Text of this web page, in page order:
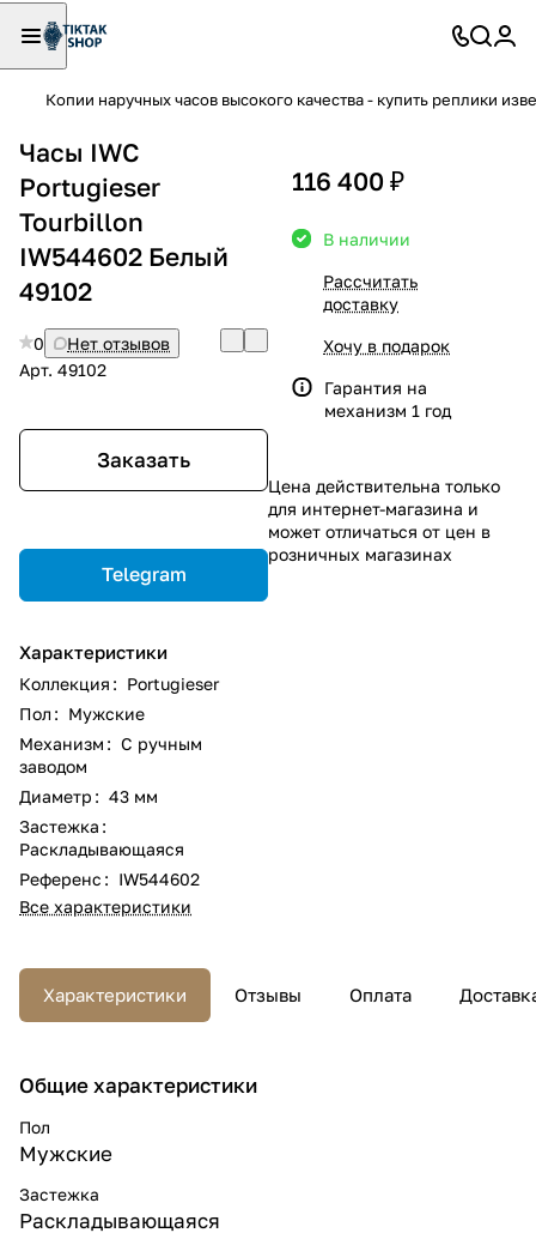
Копии наручных часов высокого качества - купить реплики
Часы IWC
Portugieser
Tourbillon
IW544602 Белый
49102
0
Нет отзывов
Арт. 49102
Заказать
Telegram
Характеристики
Коллекция : Portugieser
Пол : Мужские
Механизм : С ручным
заводом
Диаметр : 43 мм
Застежка :
Раскладывающаяся
Референс : IW544602
Все характеристики
116 400 ₽
В наличии
Рассчитать
доставку
Хочу в подарок
Гарантия на
механизм 1 год
Цена действительна только
для интернет-магазина и
может отличаться от цен в
розничных магазинах
Характеристики Отзывы Оплата
Общие характеристики
Пол
Мужские
Застежка
Раскладывающаяся